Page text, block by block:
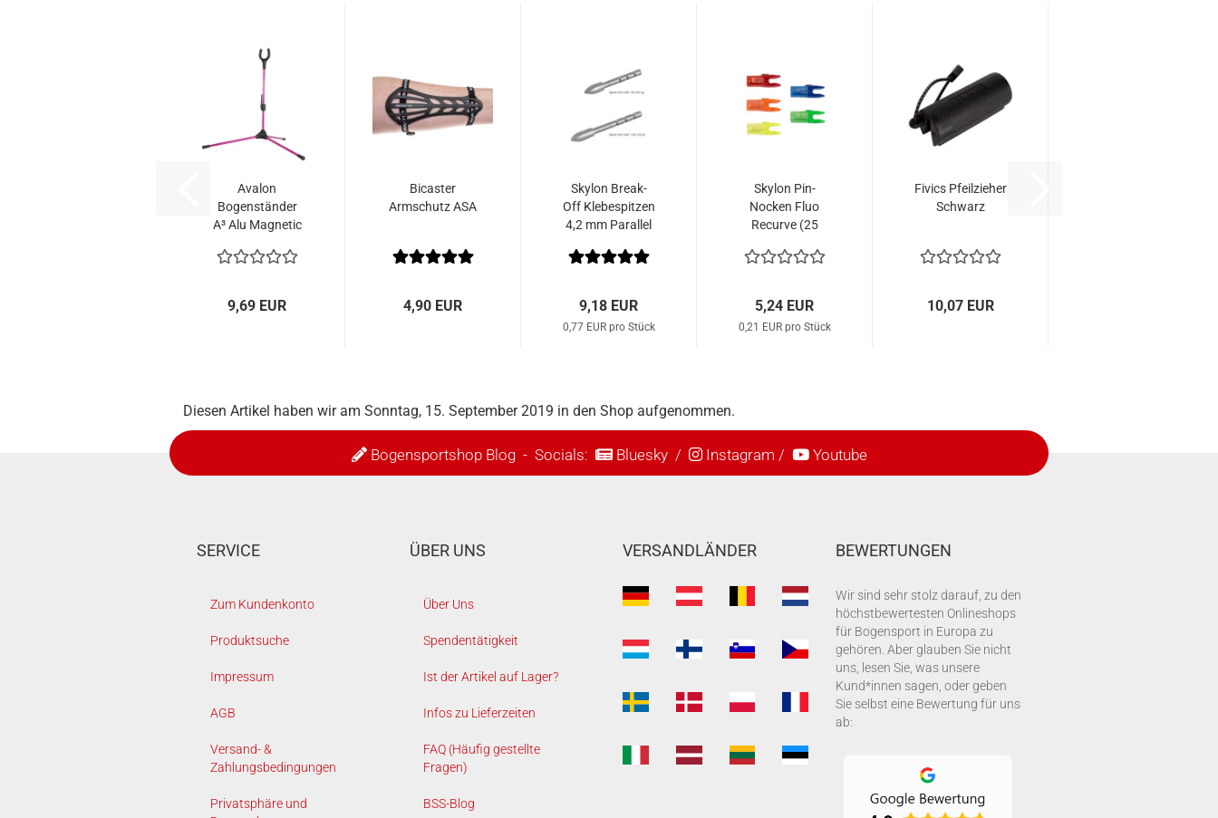
Avalon
Bogenständer
A³ Alu Magnetic
9,69 EUR
Bicaster
Armschutz ASA
4,90 EUR
Skylon Break-
Off Klebespitzen
4,2 mm Parallel
9,18 EUR
0,77 EUR pro Stück
Skylon Pin-
Nocken Fluo
Recurve (25
5,24 EUR
0,21 EUR pro Stück
Fivics Pfeilzieher
Schwarz
10,07 EUR
Diesen Artikel haben wir am Sonntag, 15. September 2019 in den Shop aufgenommen.
Bogensportshop Blog- Socials: Bluesky/ Instagram / Youtube
SERVICE
Zum Kundenkonto
Produktsuche
Impressum
AGB
Versand- &
Zahlungsbedingungen
Privatsphäre und
ÜBER UNS
Über Uns
Spendentätigkeit
Ist der Artikel auf Lager?
Infos zu Lieferzeiten
FAQ (Häufig gestellte
Fragen)
BSS-Blog
VERSANDLÄNDER BEWERTUNGEN
Wir sind sehr stolz darauf, zu den
höchstbewertesten Onlineshops
für Bogensport in Europa zu
gehören. Aber glauben Sie nicht
uns, lesen Sie, was unsere
Kund*innen sagen, oder geben
Sie selbst eine Bewertung für uns
ab: